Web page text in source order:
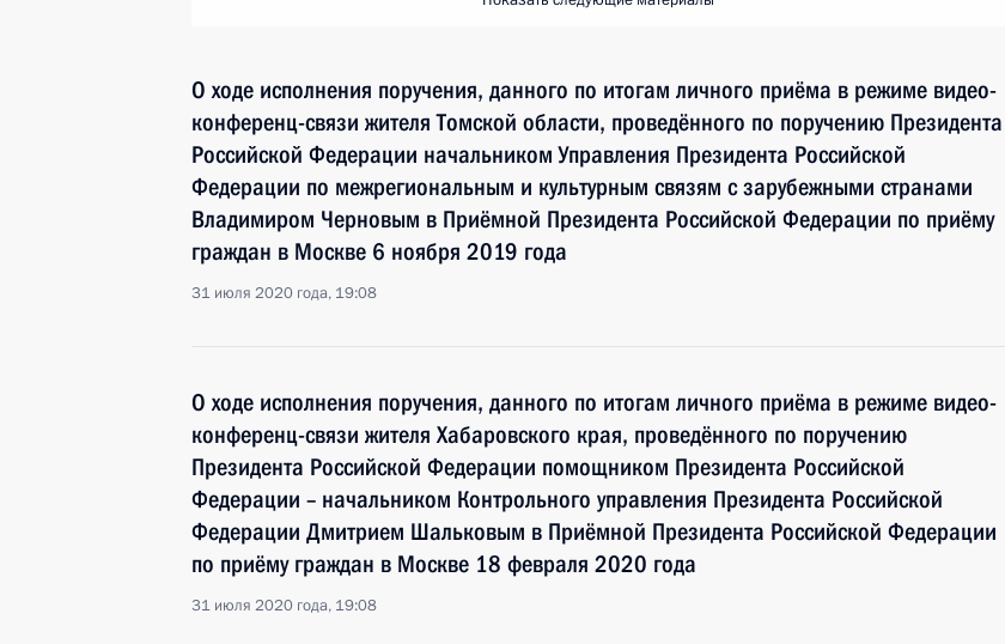
О ходе исполнения поручения, данного по итогам личного приёма в режиме видео-
конференц-связи жителя Томской области, проведённого по поручению Президента
Российской Федерации начальником Управления Президента Российской
Федерации по межрегиональным и культурным связям с зарубежными странами
Владимиром Черновым в Приёмной Президента Российской Федерации по приёму
граждан в Москве 6 ноября 2019 года
31 июля 2020 года, 19:08
О ходе исполнения поручения, данного по итогам личного приёма в режиме видео-
конференц-связи жителя Хабаровского края, проведённого по поручению
Президента Российской Федерации помощником Президента Российской
Федерации – начальником Контрольного управления Президента Российской
Федерации Дмитрием Шальковым в Приёмной Президента Российской Федерации
по приёму граждан в Москве 18 февраля 2020 года
31 июля 2020 года, 19:08